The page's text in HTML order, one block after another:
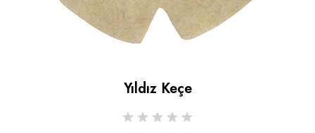
Yıldız Keçe